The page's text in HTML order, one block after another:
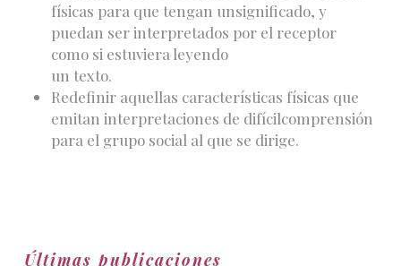
físicas para que tengan unsignificado, y
puedan ser interpretados por el receptor
como si estuviera leyendo
un texto.
Redefinir aquellas características físicas que
emitan interpretaciones de difícilcomprensión
para el grupo social al que se dirige.
Últimas publicaciones